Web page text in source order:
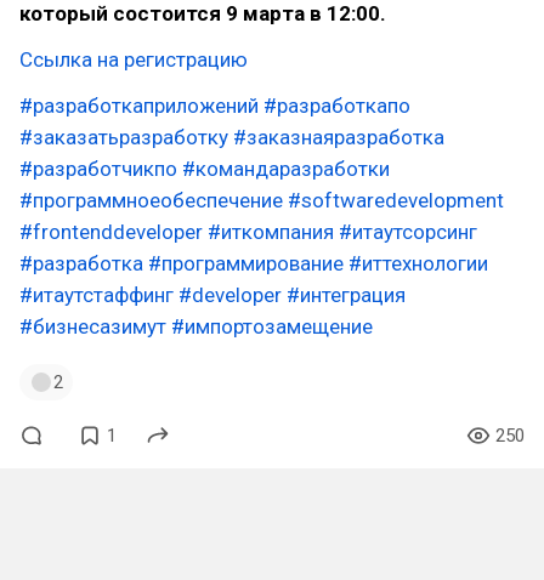
который состоится 9 марта в 12:00.
Ссылка на регистрацию
#разработкаприложений #разработкапо
#заказатьразработку #заказнаяразработка
#разработчикпо #командаразработки
#программноеобеспечение #softwaredevelopment
#frontenddeveloper #иткомпания #итаутсорсинг
#разработка #программирование #иттехнологии
#итаутстаффинг #developer #интеграция
#бизнесазимут #импортозамещение
2
1 250